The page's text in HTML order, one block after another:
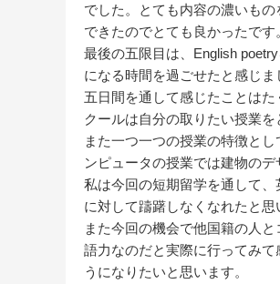
でした。とても内容の濃いも
できたのでとても良かったです
最後の五限目は、English
になる時間を過ごせたと感じま
五日間を通して感じたことは
クールは自分の取りたい授業
また一つ一つの授業の特徴と
ンピュータの授業では建物のデ
私は今回の短期留学を通して
に対して躊躇しなくなれたと思
また今回の機会で他国籍の人
語力なのだと実際に行ってみ
うになりたいと思います。